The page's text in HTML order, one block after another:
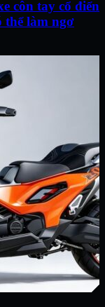
côn tay cổ điển
thể làm ngơ